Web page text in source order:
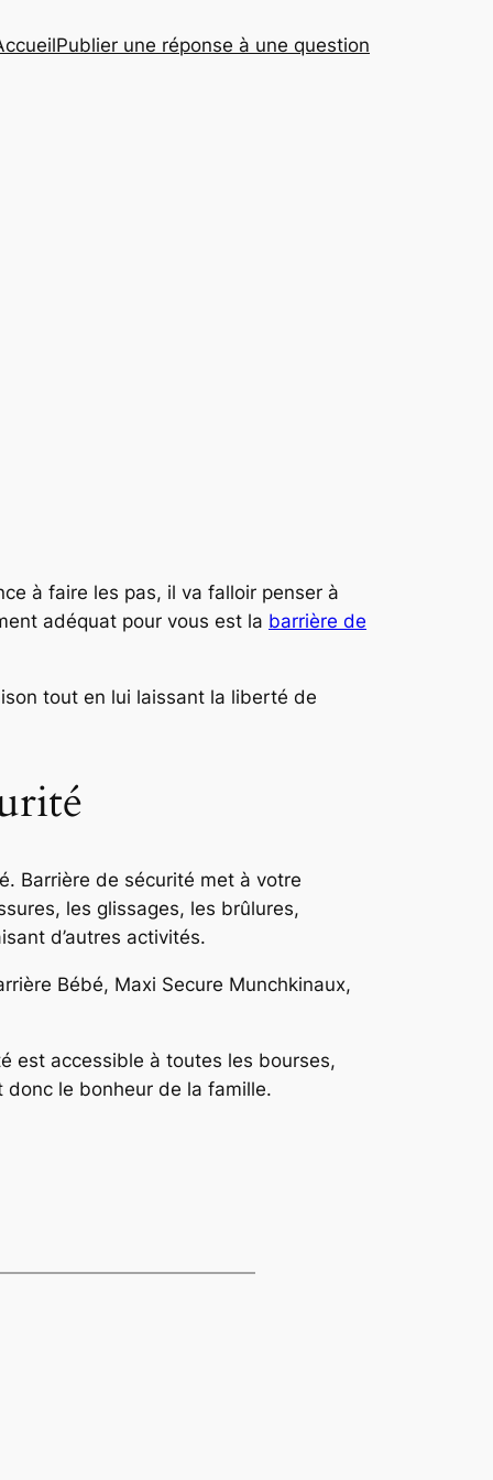
Publier une réponse à une question
à faire les pas, il va falloir penser à
adéquat pour vous est la barrière de
tout en lui laissant la liberté de
Barrière de sécurité met à votre
les glissages, les brûlures,
d’autres activités.
Bébé, Maxi Secure Munchkinaux,
est accessible à toutes les bourses,
donc le bonheur de la famille.